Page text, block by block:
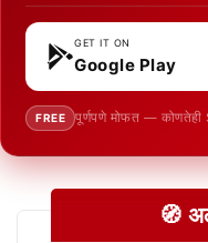
GET IT ON
Google Play
FREE पूर्णपणे मोफत —
🧭